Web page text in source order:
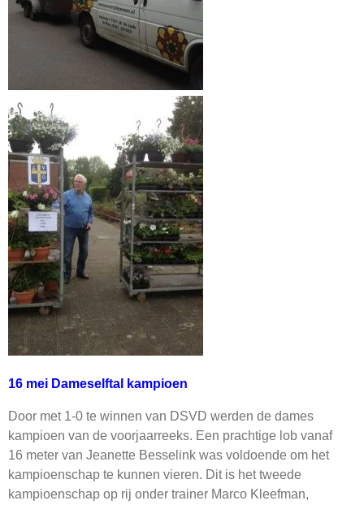
16 mei Dameselftal kampioen
Door met 1-0 te winnen van DSVD werden de dames
kampioen van de voorjaarreeks. Een prachtige lob vanaf
16 meter van Jeanette Besselink was voldoende om het
kampioenschap te kunnen vieren. Dit is het tweede
kampioenschap op rij onder trainer Marco Kleefman,